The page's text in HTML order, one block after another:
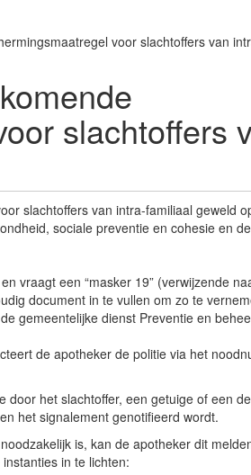
voor slachtoffers van
slachtoffers
slachtoffers van intra-familiaal geweld
sociale preventie en cohesie en
vraagt een “masker 19” (verwijzende
document in te vullen om zo te
gemeentelijke dienst Preventie en
de apotheker de politie via het
het slachtoffer, een getuige of een
het signalement genotifieerd wordt.
is, kan de apotheker dit
in te lichten: